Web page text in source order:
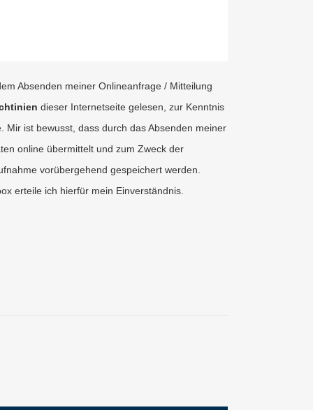
Absenden meiner Onlineanfrage / Mitteilung
dieser Internetseite gelesen, zur Kenntnis
Mir ist bewusst, dass durch das Absenden meiner
online übermittelt und zum Zweck der
vorübergehend gespeichert werden.
erteile ich hierfür mein Einverständnis.